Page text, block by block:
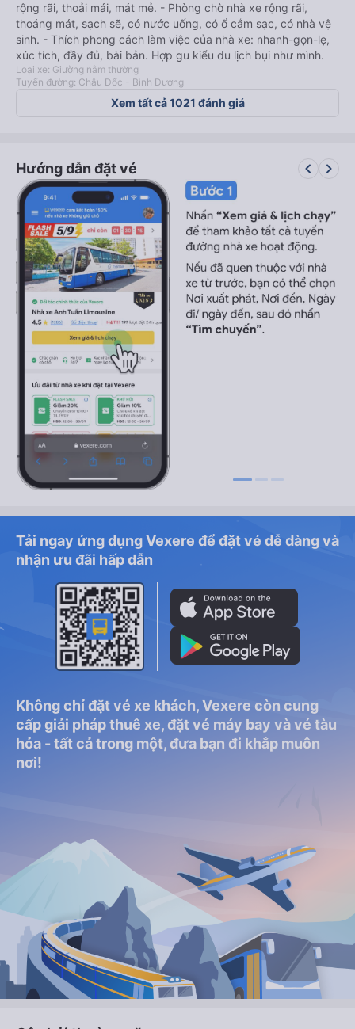
rộng rãi, thoải mái, mát mẻ. - Phòng chờ nhà xe rộng rãi,
thoáng mát, sạch sẽ, có nước uống, có ổ cắm sạc, có nhà vệ
sinh. - Thích phong cách làm việc của nhà xe: nhanh-gọn-lẹ,
xúc tích, đầy đủ, bài bản. Hợp gu kiểu du lịch bụi như mình.
Loại xe: Giường nằm thường
Tuyến đường: Châu Đốc - Bình Dương
Xem tất cả 1021 đánh giá
Hướng dẫn đặt vé keyboard_arrow_left keyboard_arrow_right
Tải ngay ứng dụng Vexere để đặt vé dễ dàng và
nhận ưu đãi hấp dẫn
Không chỉ đặt vé xe khách, Vexere còn cung
cấp giải pháp thuê xe, đặt vé máy bay và vé tàu
hỏa - tất cả trong một, đưa bạn đi khắp muôn
nơi!